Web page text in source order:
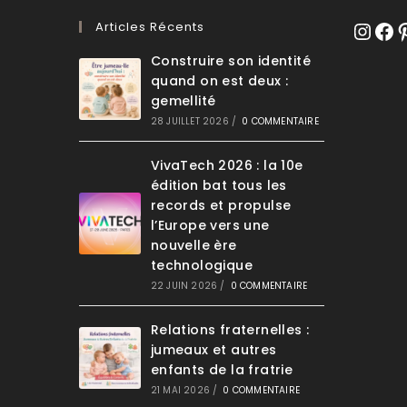
Articles Récents
Construire son identité
quand on est deux :
gemellité
28 JUILLET 2026 / 0 COMMENTAIRE
VivaTech 2026 : la 10e
édition bat tous les
records et propulse
l’Europe vers une
nouvelle ère
technologique
22 JUIN 2026 / 0 COMMENTAIRE
Relations fraternelles :
jumeaux et autres
enfants de la fratrie
21 MAI 2026 / 0 COMMENTAIRE